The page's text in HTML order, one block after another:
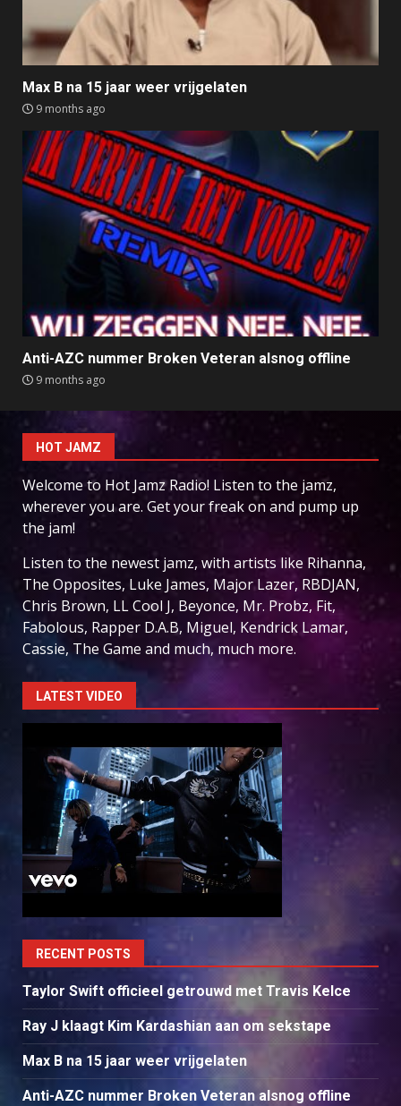
Max B na 15 jaar weer vrijgelaten
9 months ago
Anti-AZC nummer Broken Veteran alsnog offline
9 months ago
HOT JAMZ
Welcome to Hot Jamz Radio! Listen to the jamz,
wherever you are. Get your freak on and pump up
the jam!
Listen to the newest jamz, with artists like Rihanna,
The Opposites, Luke James, Major Lazer, RBDJAN,
Chris Brown, LL Cool J, Beyonce, Mr. Probz, Fit,
Fabolous, Rapper D.A.B, Miguel, Kendrick Lamar,
Cassie, The Game and much, much more.
LATEST VIDEO
RECENT POSTS
Taylor Swift officieel getrouwd met Travis Kelce
Ray J klaagt Kim Kardashian aan om sekstape
Max B na 15 jaar weer vrijgelaten
Anti-AZC nummer Broken Veteran alsnog offline